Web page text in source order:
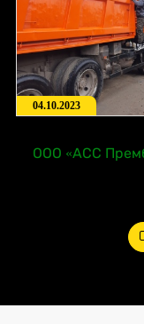
04.10.2023
ООО «АСС